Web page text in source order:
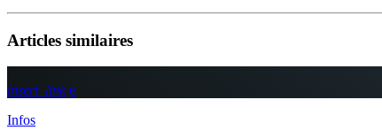
Articles similaires
insert_link
Infos